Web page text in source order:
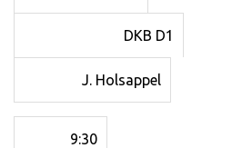
DKB D1
J. Holsappel
9:30